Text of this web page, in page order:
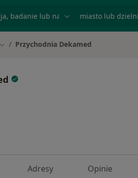
Zmień miasto
Przychodnia Dekamed
Adresy Opinie